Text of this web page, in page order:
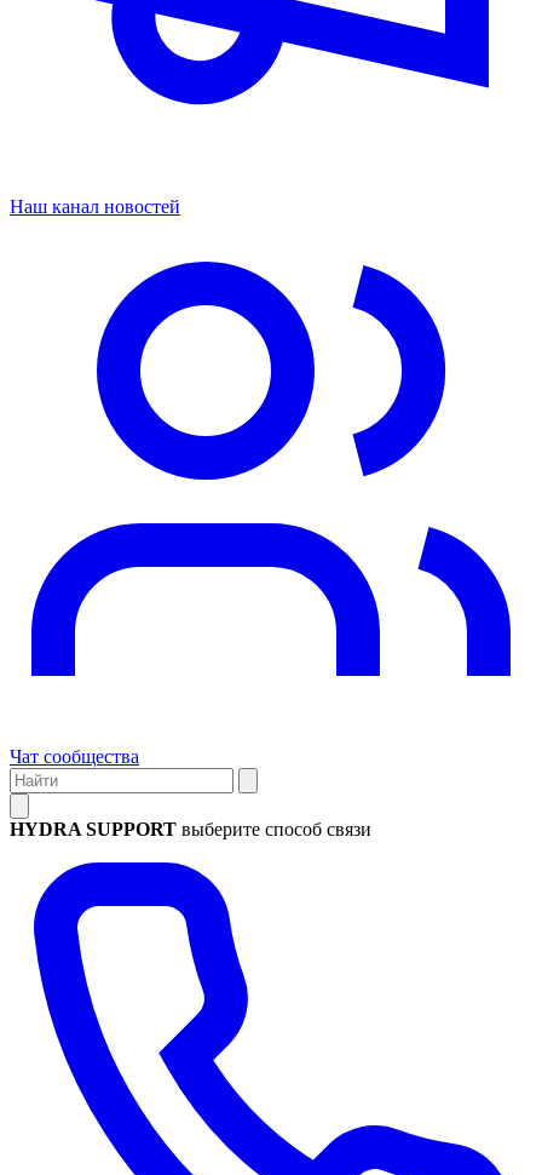
Наш канал новостей
Чат сообщества
HYDRA SUPPORT выберите способ связи